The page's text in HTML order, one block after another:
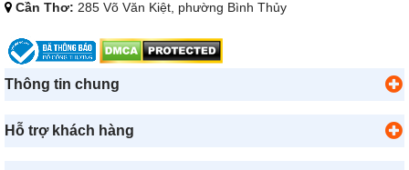
Cần Thơ: 285 Võ Văn Kiệt, phường Bình Thủy
Thông tin chung
Hỗ trợ khách hàng